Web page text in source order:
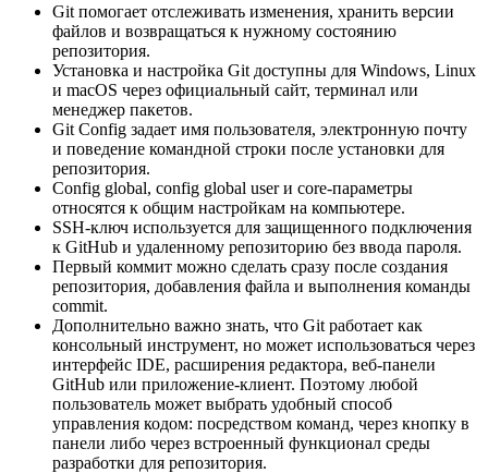
Git помогает отслеживать изменения, хранить версии
файлов и возвращаться к нужному состоянию
репозитория.
Установка и настройка Git доступны для Windows, Linux
и macOS через официальный сайт, терминал или
менеджер пакетов.
Git Config задает имя пользователя, электронную почту
и поведение командной строки после установки для
репозитория.
Config global, config global user и core-параметры
относятся к общим настройкам на компьютере.
SSH-ключ используется для защищенного подключения
к GitHub и удаленному репозиторию без ввода пароля.
Первый коммит можно сделать сразу после создания
репозитория, добавления файла и выполнения команды
commit.
Дополнительно важно знать, что Git работает как
консольный инструмент, но может использоваться через
интерфейс IDE, расширения редактора, веб-панели
GitHub или приложение-клиент. Поэтому любой
пользователь может выбрать удобный способ
управления кодом: посредством команд, через кнопку в
панели либо через встроенный функционал среды
разработки для репозитория.